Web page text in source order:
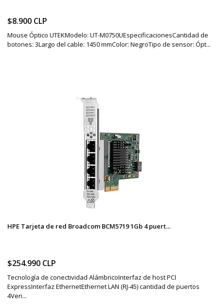
$8.900 CLP
Mouse Óptico UTEKModelo: UT-M0750UEspecificacionesCantidad de
botones: 3Largo del cable: 1450 mmColor: NegroTipo de sensor: Ópt...
HPE Tarjeta de red Broadcom BCM5719 1Gb 4 puert...
$254.990 CLP
Tecnología de conectividad AlámbricoInterfaz de host PCI
ExpressInterfaz EthernetEthernet LAN (RJ-45) cantidad de puertos
4Veri...